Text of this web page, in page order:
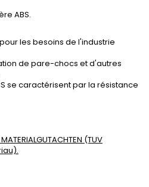
ABS.
les besoins de l'industrie
de pare-chocs et d'autres
se caractérisent par la résistance
(TUV